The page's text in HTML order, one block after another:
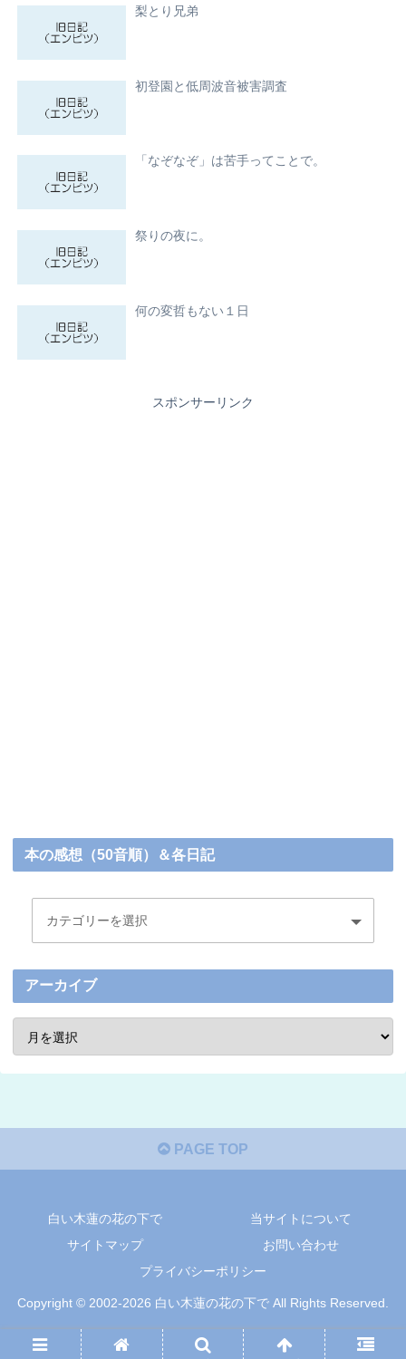
梨とり兄弟
初登園と低周波音被害調査
「なぞなぞ」は苦手ってことで。
祭りの夜に。
何の変哲もない１日
スポンサーリンク
本の感想（50音順）＆各日記
アーカイブ
PAGE TOP
白い木蓮の花の下で
当サイトについて
サイトマップ
お問い合わせ
プライバシーポリシー
Copyright © 2002-2026 白い木蓮の花の下で All Rights Reserved.